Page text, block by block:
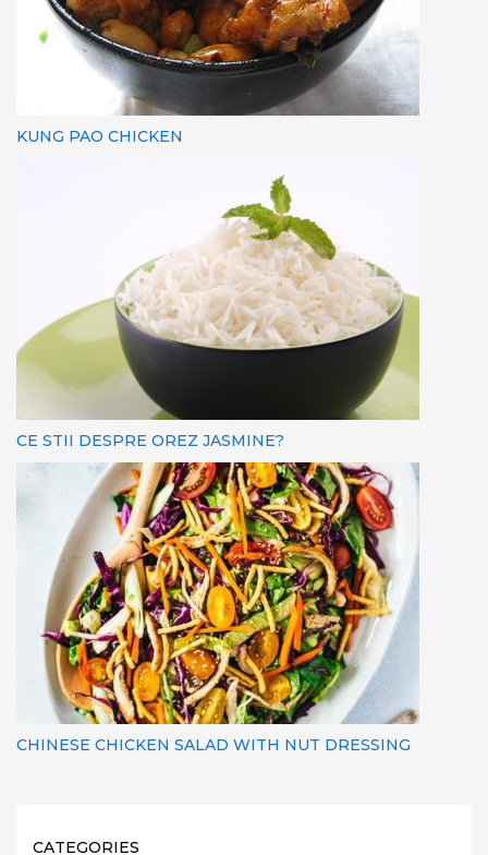
KUNG PAO CHICKEN
CE STII DESPRE OREZ JASMINE?
CHINESE CHICKEN SALAD WITH NUT DRESSING
CATEGORIES